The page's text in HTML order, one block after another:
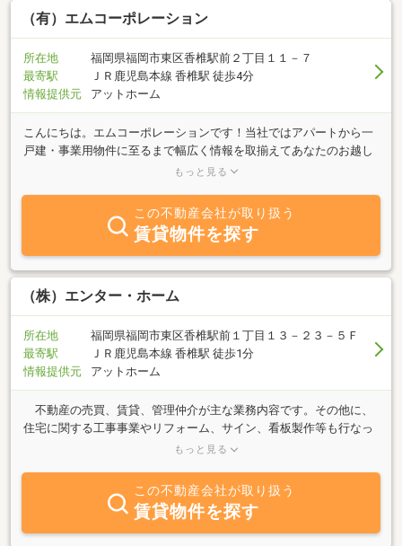
（有）エムコーポレーション
所在地
福岡県福岡市東区香椎駅前２丁目１１－７
最寄駅
ＪＲ鹿児島本線 香椎駅 徒歩4分
情報提供元
アットホーム
こんにちは。エムコーポレーションです！当社ではアパートから一
戸建・事業用物件に至るまで幅広く情報を取揃えてあなたのお越し
をお待ちしております。ＪＲ香椎駅からも徒歩５分、セピア通り沿
もっと見る
この不動産会社が取り扱う
賃貸物件を探す
（株）エンター・ホーム
所在地
福岡県福岡市東区香椎駅前１丁目１３－２３－５Ｆ
最寄駅
ＪＲ鹿児島本線 香椎駅 徒歩1分
情報提供元
アットホーム
不動産の売買、賃貸、管理仲介が主な業務内容です。その他に、
住宅に関する工事事業やリフォーム、サイン、看板製作等も行なっ
ております。 当社の理念は、お客様との信頼関係を１番に考える
喜んでもらえるよう日々努めています。 住まいは生活に欠かせな
いものの１つです。その大切なものの入り口をサポートすること
や、ご所有の不動産の有効活用や管理を提案し、より快適に過ごし
ていただくお手伝いをしたいと考えております。 なんでも、お気
もっと見る
この不動産会社が取り扱う
賃貸物件を探す